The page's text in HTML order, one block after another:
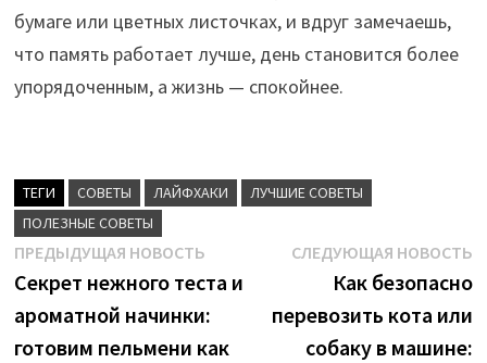
бумаге или цветных листочках, и вдруг замечаешь,
что память работает лучше, день становится более
упорядоченным, а жизнь — спокойнее.
ТЕГИ CОВЕТЫ ЛАЙФХАКИ
ЛУЧШИЕ СОВЕТЫ
ПОЛЕЗНЫЕ СОВЕТЫ
Навигация
по
записям
ПРЕДЫДУЩАЯ НОВОСТЬПредыдущая
новость:
Секрет нежного теста и
ароматной начинки:
готовим пельмени как
СЛЕДУЮЩАЯ НОВОСТЬ
Как безопасно
перевозить кота или
собаку в машине: